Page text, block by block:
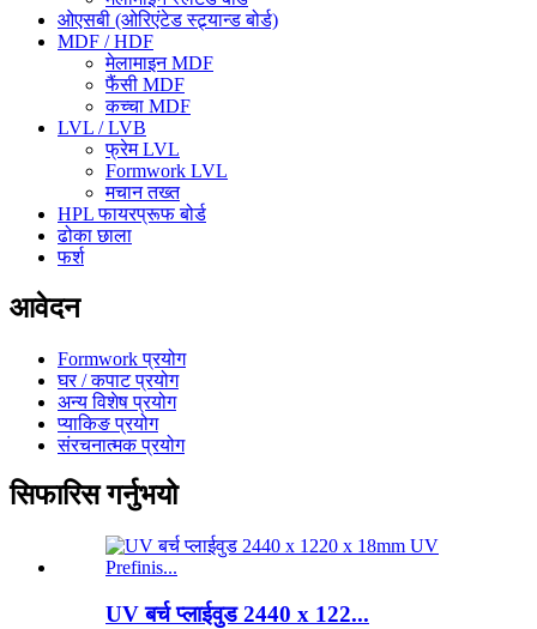
ओएसबी (ओरिएंटेड स्ट्र्यान्ड बोर्ड)
MDF / HDF
मेलामाइन MDF
फैंसी MDF
कच्चा MDF
LVL / LVB
फ्रेम LVL
Formwork LVL
मचान तख्त
HPL फायरप्रूफ बोर्ड
ढोका छाला
फर्श
आवेदन
Formwork प्रयोग
घर / कपाट प्रयोग
अन्य विशेष प्रयोग
प्याकिङ प्रयोग
संरचनात्मक प्रयोग
सिफारिस गर्नुभयो
UV बर्च प्लाईवुड 2440 x 122...